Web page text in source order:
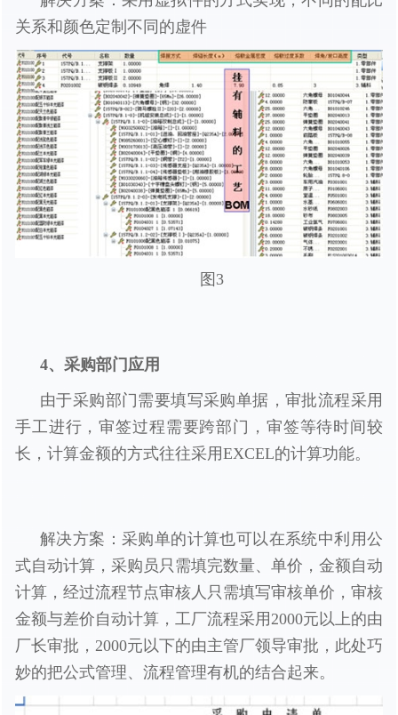
关系和颜色定制不同的虚件
图3
4、采购部门应用
由于采购部门需要填写采购单据，审批流程采用
手工进行，审签过程需要跨部门，审签等待时间较
长，计算金额的方式往往采用EXCEL的计算功能。
解决方案：采购单的计算也可以在系统中利用公
式自动计算，采购员只需填完数量、单价，金额自动
计算，经过流程节点审核人只需填写审核单价，审核
金额与差价自动计算，工厂流程采用2000元以上的由
厂长审批，2000元以下的由主管厂领导审批，此处巧
妙的把公式管理、流程管理有机的结合起来。